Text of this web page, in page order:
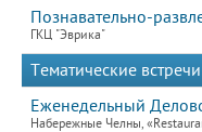
Познавательно-
ГКЦ "Эврика"
Тематические встречи
Еженедельный
Набережные Челны,